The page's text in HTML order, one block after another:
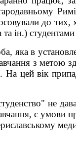
до
та ін.)
яка в
з метою
цей вік
не
є умови